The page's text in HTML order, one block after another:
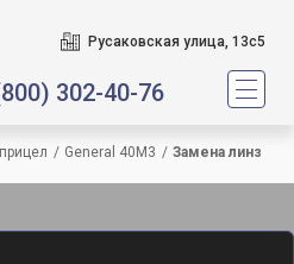
Русаковская улица, 13с5
302-40-76
/ General 40M3 / Замена линз